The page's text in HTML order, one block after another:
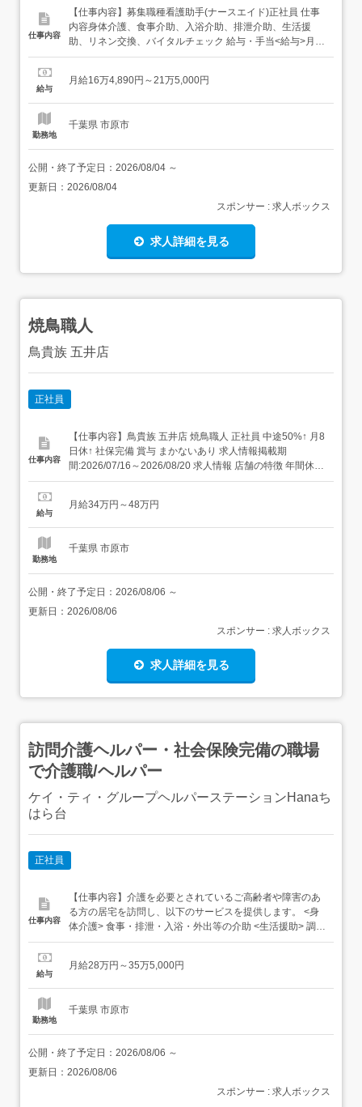
仕事内容
【仕事内容】募集職種看護助手(ナースエイド)正社員 仕事
内容身体介護、食事介助、入浴介助、排泄介助、生活援
助、リネン交換、バイタルチェック 給与・手当<給与>月給
164,890〜215,000円<基本給>148,890〜180,000円<手当>
当:12,000円処遇改善手当:4,000〜8,000円夜勤...
給与
月給16万4,890円～21万5,000円
勤務地
千葉県 市原市
公開・終了予定日： 2026/08/04 ～
更新日： 2026/08/04
スポンサー : 求人ボックス
求人詳細を見る
焼鳥職人
鳥貴族 五井店
正社員
仕事内容
【仕事内容】鳥貴族 五井店 焼鳥職人 正社員 中途50%↑ 月8
日休↑ 社保完備 賞与 まかないあり 求人情報掲載期
間:2026/07/16～2026/08/20 求人情報 店舗の特徴 年間休日
112日の焼鳥居酒屋 住 所 千葉県 市原市 五井中央西1-2-2
給与
月給34万円～48万円
勤務地
千葉県 市原市
公開・終了予定日： 2026/08/06 ～
更新日： 2026/08/06
スポンサー : 求人ボックス
求人詳細を見る
訪問介護ヘルパー・社会保険完備の職場
で介護職/ヘルパー
ケイ・ティ・グループヘルパーステーションHanaち
はら台
正社員
仕事内容
【仕事内容】介護を必要とされているご高齢者や障害のあ
る方の居宅を訪問し、以下のサービスを提供します。 <身
体介護> 食事・排泄・入浴・外出等の介助 <生活援助> 調理
掃除・洗濯・買い物等 (調理は、うどん・焼き魚・煮物な
問時には、先輩介護職員が必ず同行し、その後も不安がな
給与
月給28万円～35万5,000円
勤務地
千葉県 市原市
公開・終了予定日： 2026/08/06 ～
更新日： 2026/08/06
スポンサー : 求人ボックス